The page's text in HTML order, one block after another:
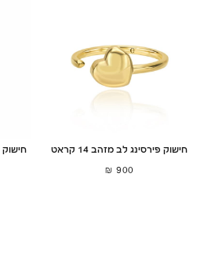
חישוק פירסינג לב מזהב 14 קראט
900
₪